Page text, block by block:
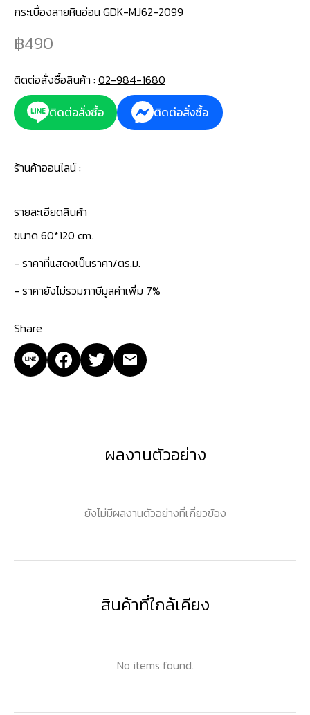
กระเบื้องลายหินอ่อน GDK-MJ62-2099
490
ติดต่อสั่งซื้อสินค้า : 02-984-1680
ติดต่อสั่งซื้อ
ติดต่อสั่งซื้อ
ร้านค้าออนไลน์ :
รายละเอียดสินค้า
ขนาด 60*120 cm.
- ราคาที่แสดงเป็นราคา/ตร.ม.
- ราคายังไม่รวมภาษีมูลค่าเพิ่ม 7%
Share
ผลงานตัวอย่าง
ยังไม่มีผลงานตัวอย่างที่เกี่ยวข้อง
สินค้าที่ใกล้เคียง
No items found.